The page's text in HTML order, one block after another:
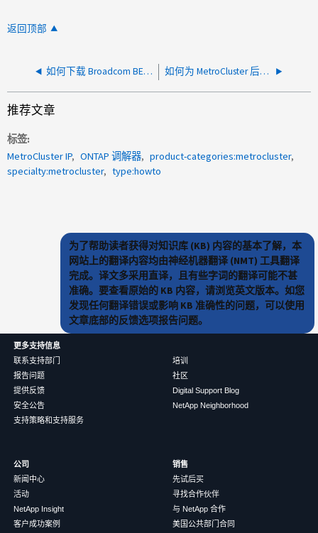
返回顶部
如何下载 Broadcom BES 交换机的固件 如何为 MetroCluster 后端交换机启用运行状况监控
推荐文章
标签
MetroCluster IP
ONTAP 调解器
product-categories:metrocluster
specialty:metrocluster
type:howto
为了帮助读者获得对知识库 (KB) 内容的基本了解，本
网站上的翻译内容均由神经机器翻译 (NMT) 工具翻译
完成。译文多采用直译，且有些字词的翻译可能不甚
准确。要查看原始的 KB 内容，请浏览英文版本。如您
发现任何翻译错误或影响 KB 准确性的问题，可以使用
文章底部的反馈选项报告问题。
更多支持信息
联系支持部门
报告问题
提供反馈
安全公告
支持策略和支持服务
培训
社区
Digital Support Blog
NetApp Neighborhood
公司
新闻中心
活动
NetApp Insight
客户成功案例
销售
先试后买
寻找合作伙伴
与 NetApp 合作
美国公共部门合同